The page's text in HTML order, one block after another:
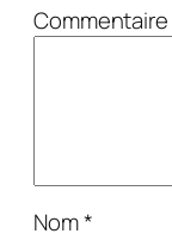
Commentaire
Nom*